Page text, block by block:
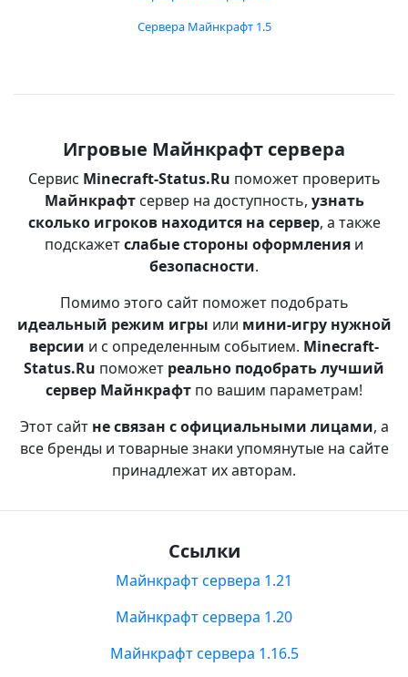
Сервера Майнкрафт 1.5
Игровые Майнкрафт сервера
Сервис Minecraft-Status.Ru поможет проверить
Майнкрафтсервер на доступность, узнать
сколько игроков находится на сервер, а также
подскажетслабые стороны оформления и
безопасности.
Помимо этого сайт поможет подобрать
идеальный режим игры или мини-игру нужной
версии и с определенным событием. Minecraft-
Status.Ru поможет реально подобрать лучший
сервер Майнкрафт по вашим параметрам!
Этот сайт не связан с официальными лицами, а
все бренды и товарные знаки упомянутые на сайте
принадлежат их авторам.
Ссылки
Майнкрафт сервера 1.21
Майнкрафт сервера 1.20
Майнкрафт сервера 1.16.5